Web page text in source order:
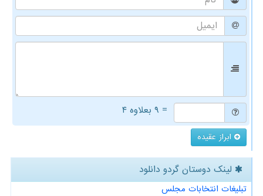
= ۹ بعلاوه ۴
ابراز عقیده
لینک دوستان گردو دانلود
تبلیغات انتخابات مجلس